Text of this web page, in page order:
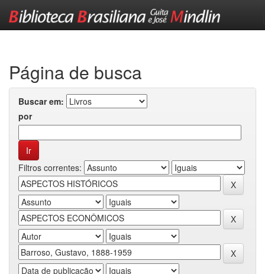
Página de busca
Buscar em:
por
Filtros correntes: